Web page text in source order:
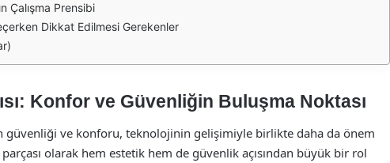
Çalışma Prensibi
Dikkat Edilmesi Gerekenler
Konfor ve Güvenliğin Buluşma Noktası
güvenliği ve konforu, teknolojinin gelişimiyle birlikte daha da önem
olarak hem estetik hem de güvenlik açısından büyük bir rol